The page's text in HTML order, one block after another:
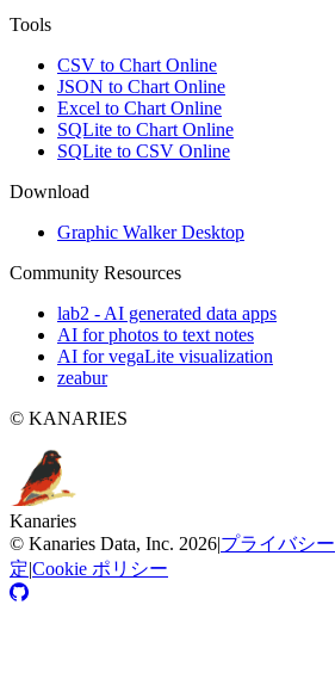
Tools
CSV to Chart Online
JSON to Chart Online
Excel to Chart Online
SQLite to Chart Online
SQLite to CSV Online
Download
Graphic Walker Desktop
Community Resources
lab2 - AI generated data apps
AI for photos to text notes
AI for vegaLite visualization
zeabur
© KANARIES
Kanaries
© Kanaries Data, Inc. 2026|プライバシー
定|Cookie ポリシー